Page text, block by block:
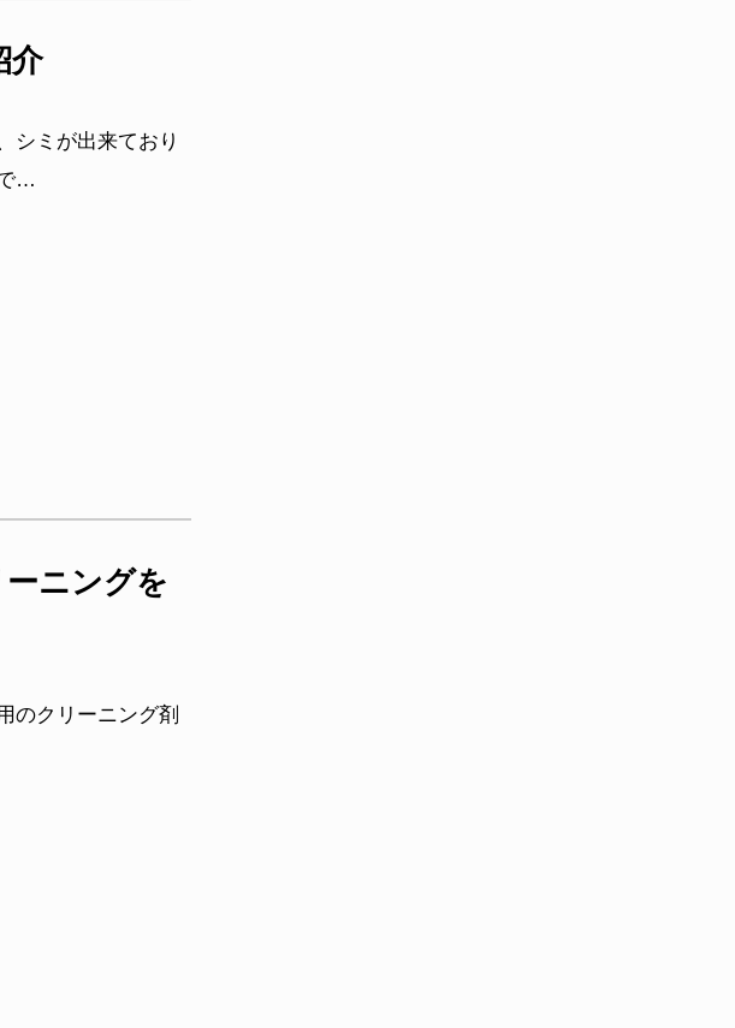
介
シミが出来ており
…
ニングを
のクリーニング剤